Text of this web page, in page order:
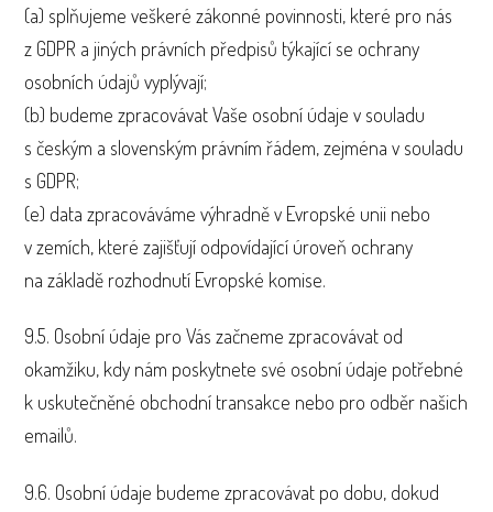
(a) splňujeme veškeré zákonné povinnosti, které pro nás
z GDPR a jiných právních předpisů týkající se ochrany
osobních údajů vyplývají;
(b) budeme zpracovávat Vaše osobní údaje v souladu
s českým a slovenským právním řádem, zejména v souladu
s GDPR;
(e) data zpracováváme výhradně v Evropské unii nebo
v zemích, které zajišťují odpovídající úroveň ochrany
na základě rozhodnutí Evropské komise.
9.5. Osobní údaje pro Vás začneme zpracovávat od
okamžiku, kdy nám poskytnete své osobní údaje potřebné
k uskutečněné obchodní transakce nebo pro odběr našich
emailů.
9.6. Osobní údaje budeme zpracovávat po dobu, dokud